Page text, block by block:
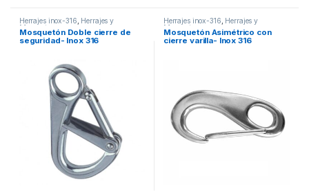
Herrajes inox-316
Herrajes y
Mosquetones
Mosquetón Doble cierre de
seguridad- Inox 316
Herrajes inox-316
Herrajes y
Mosquetones
Mosquetón Asimétrico con
cierre varilla- Inox 316